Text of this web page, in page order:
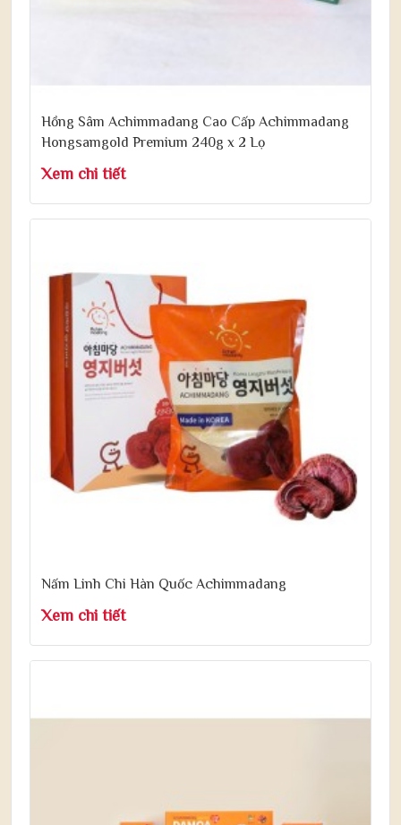
Hồng Sâm Achimmadang Cao Cấp Achimmadang
Hongsamgold Premium 240g x 2 Lọ
Xem chi tiết
Nấm Linh Chi Hàn Quốc Achimmadang
Xem chi tiết